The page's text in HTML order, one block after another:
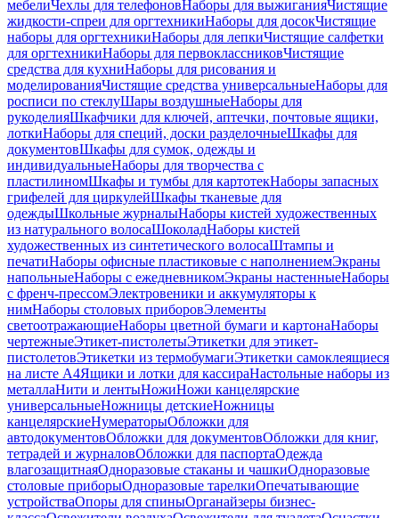
мебелиЧехлы для телефоновНаборы для выжиганияЧистящие
жидкости-спреи для оргтехникиНаборы для досокЧистящие
наборы для оргтехникиНаборы для лепкиЧистящие салфетки
для оргтехникиНаборы для первоклассниковЧистящие
средства для кухниНаборы для рисования и
моделированияЧистящие средства универсальныеНаборы для
росписи по стеклуШары воздушныеНаборы для
рукоделияШкафчики для ключей, аптечки, почтовые ящики,
лоткиНаборы для специй, доски разделочныеШкафы для
документовШкафы для сумок, одежды и
индивидуальныеНаборы для творчества с
пластилиномШкафы и тумбы для картотекНаборы запасных
грифелей для циркулейШкафы тканевые для
одеждыШкольные журналыНаборы кистей художественных
из натурального волосаШоколадНаборы кистей
художественных из синтетического волосаШтампы и
печатиНаборы офисные пластиковые с наполнениемЭкраны
напольныеНаборы с ежедневникомЭкраны настенныеНаборы
с френч-прессомЭлектровеники и аккумуляторы к
нимНаборы столовых приборовЭлементы
светоотражающиеНаборы цветной бумаги и картонаНаборы
чертежныеЭтикет-пистолетыЭтикетки для этикет-
пистолетовЭтикетки из термобумагиЭтикетки самоклеящиеся
на листе А4Ящики и лотки для кассираНастольные наборы из
металлаНити и лентыНожиНожи канцелярские
универсальныеНожницы детскиеНожницы
канцелярскиеНумераторыОбложки для
автодокументовОбложки для документовОбложки для книг,
тетрадей и журналовОбложки для паспортаОдежда
влагозащитнаяОдноразовые стаканы и чашкиОдноразовые
столовые приборыОдноразовые тарелкиОпечатывающие
устройстваОпоры для спиныОрганайзеры бизнес-